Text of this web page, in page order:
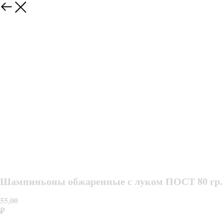
Шампиньоны обжаренные с луком ПОСТ 80 гр.
55,00
₽